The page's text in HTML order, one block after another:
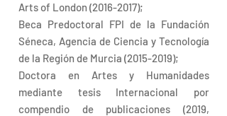
Arts of London (2016-2017);
Beca Predoctoral FPI de la Fundación
Séneca, Agencia de Ciencia y Tecnología
de la Región de Murcia (2015-2019);
Doctora en Artes y Humanidades
mediante tesis Internacional por
compendio de publicaciones (2019,